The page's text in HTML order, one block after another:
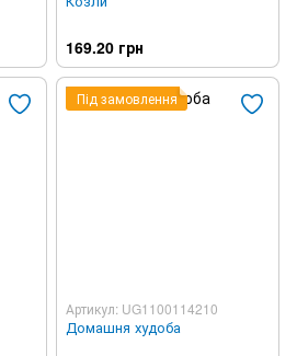
169.20 грн
Під замовлення
Артикул: UG1100114210
Домашня худоба